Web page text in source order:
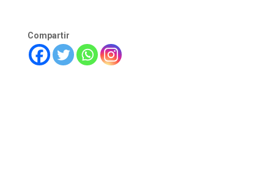
Compartir